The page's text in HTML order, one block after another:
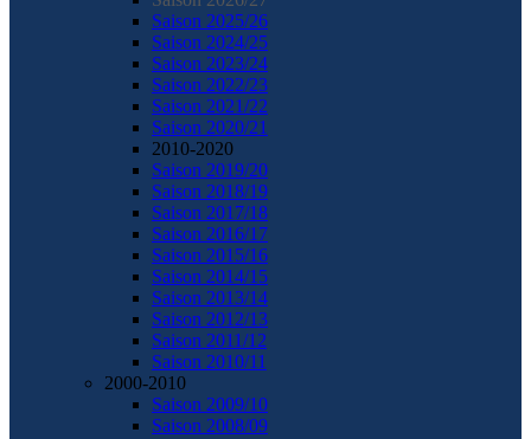
Saison 2025/26
Saison 2024/25
Saison 2023/24
Saison 2022/23
Saison 2021/22
Saison 2020/21
2010-2020
Saison 2019/20
Saison 2018/19
Saison 2017/18
Saison 2016/17
Saison 2015/16
Saison 2014/15
Saison 2013/14
Saison 2012/13
Saison 2011/12
Saison 2010/11
2000-2010
Saison 2009/10
Saison 2008/09